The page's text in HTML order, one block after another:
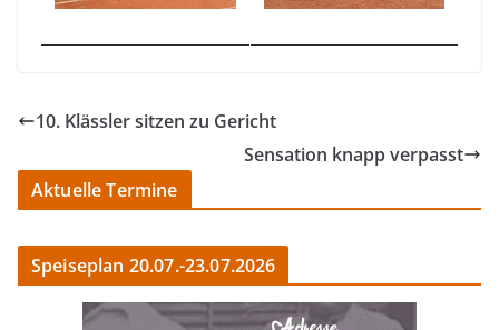
10. Klässler sitzen zu Gericht
Sensation knapp verpasst
Aktuelle Termine
Speiseplan 20.07.-23.07.2026